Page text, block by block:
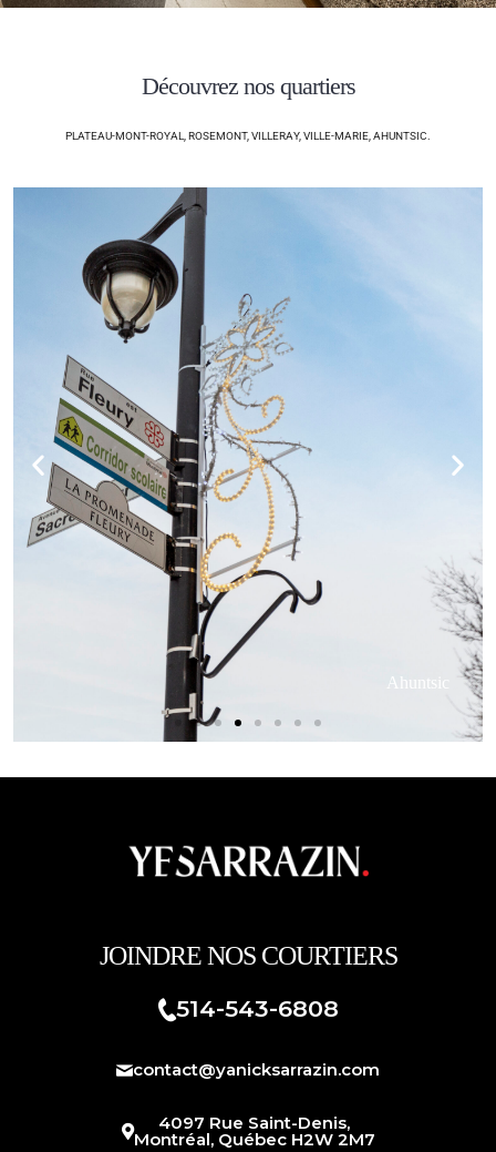
Découvrez nos quartiers
PLATEAU-MONT-ROYAL, ROSEMONT, VILLERAY, VILLE-MARIE, AHUNTSIC.
Ahuntsic
JOINDRE NOS COURTIERS
514-543-6808
contact@yanicksarrazin.com
4097 Rue Saint-Denis,
Montréal, Québec H2W 2M7